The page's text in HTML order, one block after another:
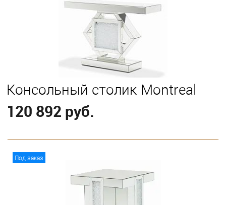
Консольный столик Montreal
120 892 руб.
Под заказ